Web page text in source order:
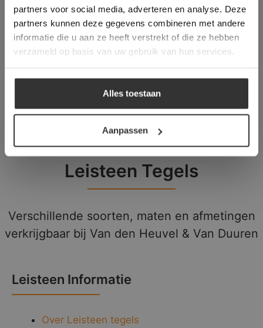
partners voor social media, adverteren en analyse. Deze
partners kunnen deze gegevens combineren met andere
informatie die u aan ze heeft verstrekt of die ze hebben
verzameld op basis van uw gebruik van hun services.
Alles toestaan
Aanpassen
Bourgondische Dallen | Kerkdallen |
Romaans Verband
Leisteen Tegels
Verschillende soorten, maten en afmetingen
verkrijgbaar bij Van den Heuvel & Van Duuren
Leisteen Informatie
Over Leisteen tegels
overeenstemming met ons cookiebeleid.Lees
verder
ALLES ACCEPTEREN
ALLES AFWIJZEN
DETAILS WEERGEVEN